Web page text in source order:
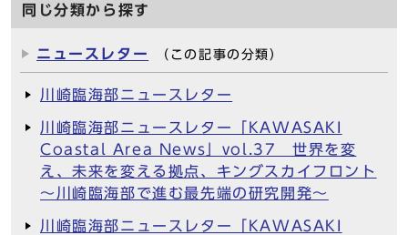
同じ分類から探す
ニュースレター （この記事の分類）
川崎臨海部ニュースレター
川崎臨海部ニュースレター「KAWASAKI
Coastal Area News」vol.37 世界を変
え、未来を変える拠点、キングスカイフロント
～川崎臨海部で進む最先端の研究開発～
川崎臨海部ニュースレター「KAWASAKI